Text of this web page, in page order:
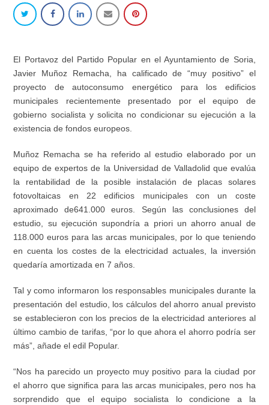
El Portavoz del Partido Popular en el Ayuntamiento de Soria,
Javier Muñoz Remacha, ha calificado de “muy positivo” el
proyecto de autoconsumo energético para los edificios
municipales
recientemente presentado por el equipo de
gobierno socialista y solicita no condicionar su ejecución a la
existencia de fondos europeos.
Muñoz Remacha se ha referido al estudio elaborado por un
equipo deexpertosde la Universidad de Valladolid que evalúa
la rentabilidad de la posible instalación de placas solares
fotovoltaicas en 22 edificios municipalescon
un coste
aproximado de641.000 euros. Según las conclusiones del
estudio, su ejecuciónsupondría a priori un ahorro anual de
118.000 euros para las arcas municipales,
por lo que teniendo
en cuenta los costes de la electricidad actuales , la inversión
quedaría amortizada en 7 años.
Tal y como informaron los responsables municipales durante la
presentación del estudio, los cálculos del ahorro anual previsto
se establecieron con los precios de la electricidad anteriores al
último cambio de tarifas, “por lo que ahora el ahorro podría ser
más”, añade el edil Popular.
“Nos ha parecido un proyecto muy positivo para la ciudad por
el ahorro que significa para las arcas municipales, pero nos ha
sorprendido que el equipo socialista lo condicione a la